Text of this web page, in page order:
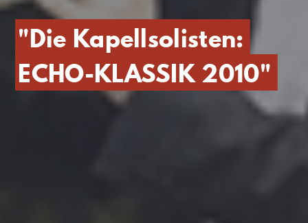
"Die Kapellsolisten:
ECHO-KLASSIK 2010"